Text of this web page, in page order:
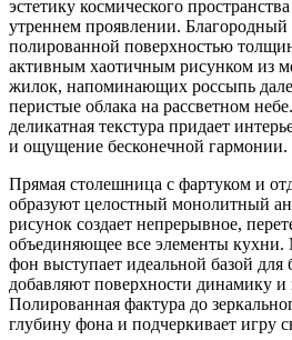
эстетику космического
утреннем проявлении.
полированной поверхностью
активным хаотичным рисунком из
жилок, напоминающих россыпь
перистые облака на рассветном
деликатная текстура придает
и ощущение бесконечной гармонии.
Прямая столешница с фартуком и
образуют целостный монолитный
рисунок создает непрерывное,
объединяющее все элементы
фон выступает идеальной базой
добавляют поверхности динамику и
Полированная фактура до
глубину фона и подчеркивает игру